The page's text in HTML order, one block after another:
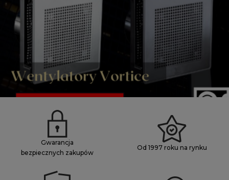
Gwarancja
bezpiecznych zakupów
Od 1997 roku na rynku